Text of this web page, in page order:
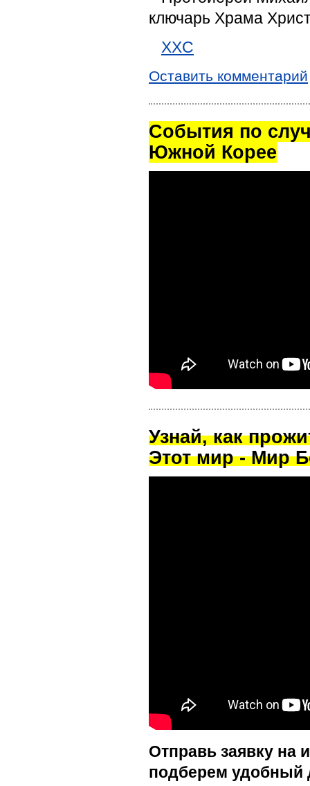
ключарь Храма
XXC
Оставить комментарий
Cобытия по
Южной Корее
Узнай, как
Этот мир - Мир
Отправь заявку на
подберем удобный